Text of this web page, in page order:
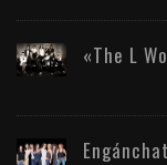
«The L